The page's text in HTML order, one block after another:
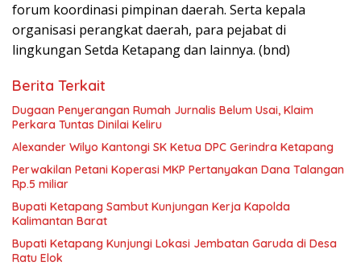
forum koordinasi pimpinan daerah. Serta kepala
organisasi perangkat daerah, para pejabat di
lingkungan Setda Ketapang dan lainnya. (bnd)
Berita Terkait
Dugaan Penyerangan Rumah Jurnalis Belum Usai, Klaim
Perkara Tuntas Dinilai Keliru
Alexander Wilyo Kantongi SK Ketua DPC Gerindra Ketapang
Perwakilan Petani Koperasi MKP Pertanyakan Dana Talangan
Rp.5 miliar
Bupati Ketapang Sambut Kunjungan Kerja Kapolda
Kalimantan Barat
Bupati Ketapang Kunjungi Lokasi Jembatan Garuda di Desa
Ratu Elok